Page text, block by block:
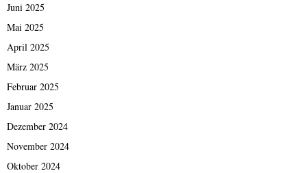
Juni 2025
Mai 2025
April 2025
März 2025
Februar 2025
Januar 2025
Dezember 2024
November 2024
Oktober 2024